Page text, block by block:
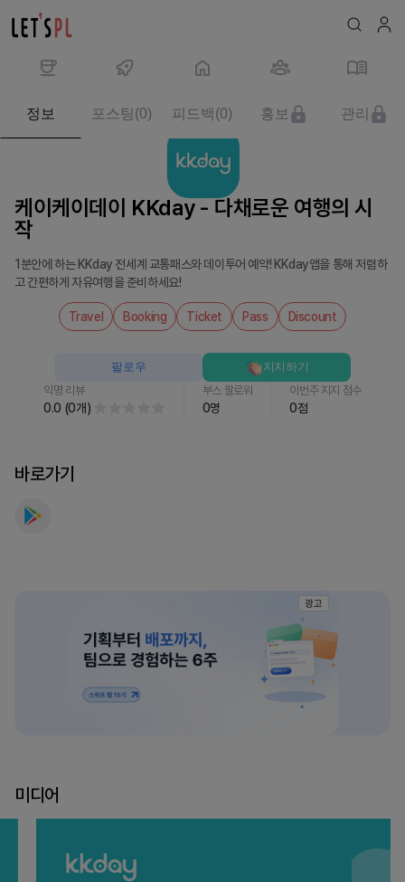
서
케이케이데이 KKday - 다채로운 여행의 시
작
1분안에 하는 KKday 전세계 교통패스와 데이투어 예약! KKday앱을 통해 저렴하
고 간편하게 자유여행을 준비하세요!
Travel Booking Ticket Pass Discount
익명 리뷰
0.0 (0개)
부스 팔로워
0명
이번주 지지 점수
0점
팔로우 지지하기
정보 포스팅(0) 피드백 (0) 홍보 관리
바로가기
광고
미디어